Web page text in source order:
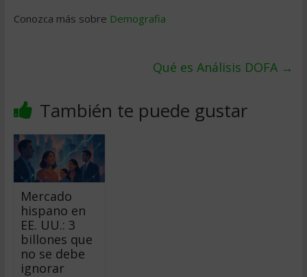
Conozca más sobre Demografia
Qué es Análisis DOFA →
También te puede gustar
Mercado
hispano en
EE. UU.: 3
billones que
no se debe
ignorar